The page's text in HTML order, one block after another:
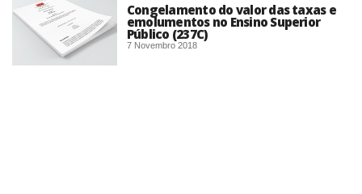
Congelamento do valor das taxas e
emolumentos no Ensino Superior
Público (237C)
7 Novembro 2018